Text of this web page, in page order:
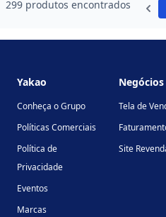
299 produtos encontrados
Yakao
Conheça o Grupo
Políticas Comerciais
Política de
Privacidade
Eventos
Marcas
Negócios
Tela de
Site